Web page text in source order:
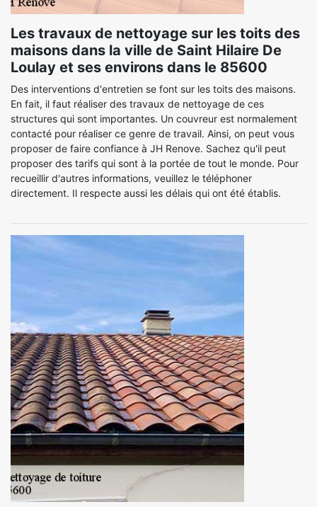
Les travaux de nettoyage sur les toits des
maisons dans la ville de Saint Hilaire De
Loulay et ses environs dans le 85600
Des interventions d'entretien se font sur les toits des maisons.
En fait, il faut réaliser des travaux de nettoyage de ces
structures qui sont importantes. Un couvreur est normalement
contacté pour réaliser ce genre de travail. Ainsi, on peut vous
proposer de faire confiance à JH Renove. Sachez qu'il peut
proposer des tarifs qui sont à la portée de tout le monde. Pour
recueillir d'autres informations, veuillez le téléphoner
directement. Il respecte aussi les délais qui ont été établis.